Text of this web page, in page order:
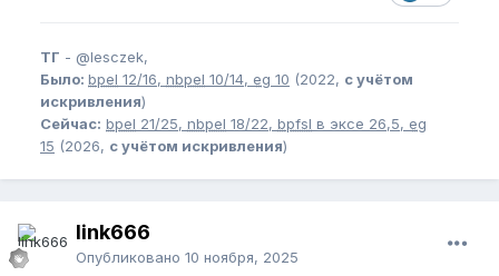
ТГ - @lesczek,
Было: bpel 12/16, nbpel 10/14, eg 10 (2022, с учётом
искривления)
Сейчас: bpel 21/25, nbpel 18/22, bpfsl в эксе 26,5, eg
15 (2026, с учётом искривления)
link666
Опубликовано 10 ноября, 2025